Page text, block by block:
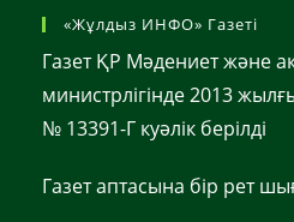
«Жұлдыз ИНФО» Газеті
Газет ҚР Мәдениет және
министрлігінде 2013
№ 13391-Г куәлік берілді
Газет аптасына бір рет